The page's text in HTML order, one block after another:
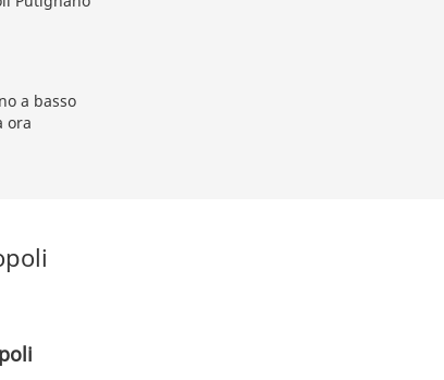
a basso
ora